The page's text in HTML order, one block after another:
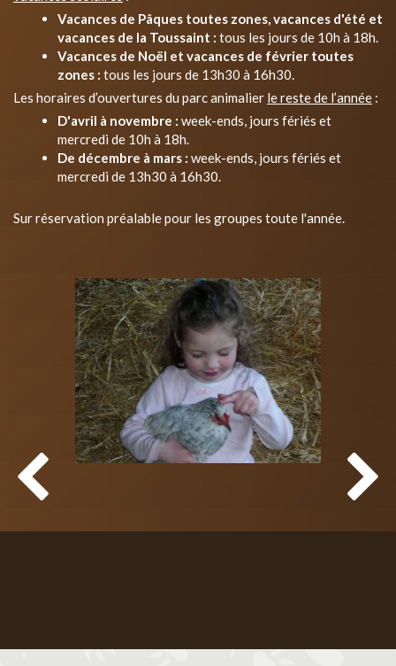
Vacances de Pâques toutes zones, vacances d'été et
vacances de la Toussaint : tous les jours de 10h à 18h.
Vacances de Noël et vacances de février toutes
zones : tous les jours de 13h30 à 16h30.
Les horaires d’ouvertures du parc animalier le reste de l’année :
D'avril à novembre : week-ends, jours fériés et
mercredi de 10h à 18h.
De décembre à mars : week-ends, jours fériés et
mercredi de 13h30 à 16h30.
Sur réservation préalable pour les groupes toute l'année.